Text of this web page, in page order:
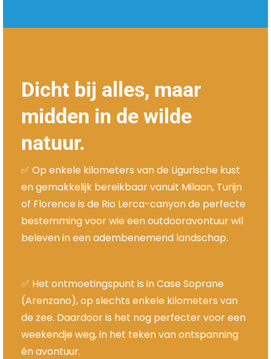
Dicht bij alles, maar
midden in de wilde
natuur.
✅ Op enkele kilometers van de Ligurische kust
en gemakkelijk bereikbaar vanuit Milaan, Turijn
of Florence is de Rio Lerca-canyon de perfecte
bestemming voor wie een outdooravontuur wil
beleven in een adembenemend landschap.
✅ Het ontmoetingspunt is in Case Soprane
(Arenzano), op slechts enkele kilometers van
de zee. Daardoor is het nog perfecter voor een
weekendje weg, in het teken van ontspanning
én avontuur.